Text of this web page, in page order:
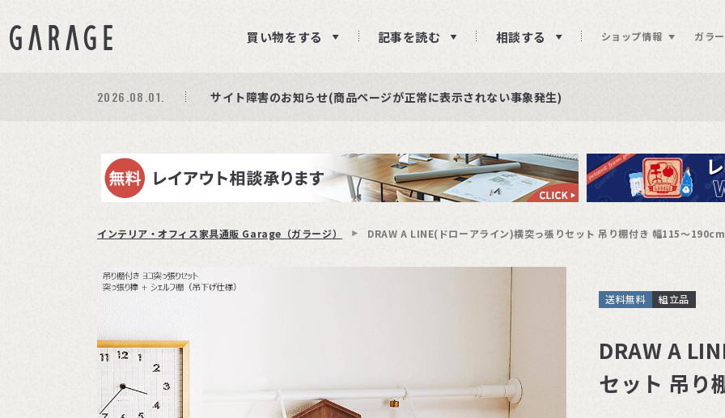
買い物をする 記事を読む 相談する ショップ情報 ガラ
2026.08.03. 期間限定プレゼント│レビュー投稿をお待ちしております
商品ページ障害復旧のお知らせ
2026.08.01. サイト障害のお知らせ(商品ページが正常に表示されない事象発生)
インテリア・オフィス家具通販 Garage（ガラージ） DRAW A LINE(ドローアライン)横突っ張りセット 吊り棚付き 幅115〜
送料無料 組立品
DRAW A
セット 吊り